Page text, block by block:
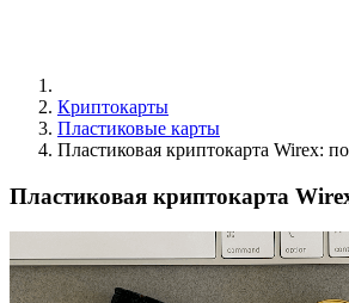
Криптокарты
Пластиковые карты
Пластиковая криптокарта Wirex:
Пластиковая криптокарта